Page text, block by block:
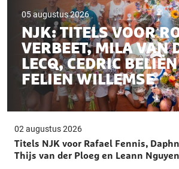
05 augustus 2026
NJK: TITELS VOOR
VERBEET, MILA VAN
LECQ, CEDRIC
FELIEN WILLEMSE
02 augustus 2026
Titels NJK voor Rafael Fennis,
Thijs van der Ploeg en Leann Nguyen